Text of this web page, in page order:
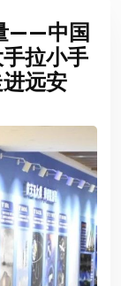
——中国
拉小手
远安